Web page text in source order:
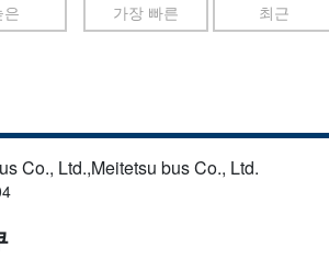
은 가장 빠른 최근
Co., Ltd.,Meitetsu bus Co., Ltd.